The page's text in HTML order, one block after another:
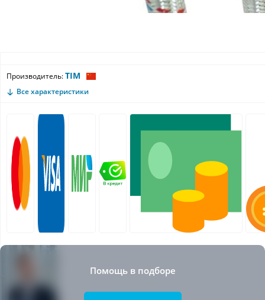
Производитель:TIM
Все характеристики
Помощь в подборе